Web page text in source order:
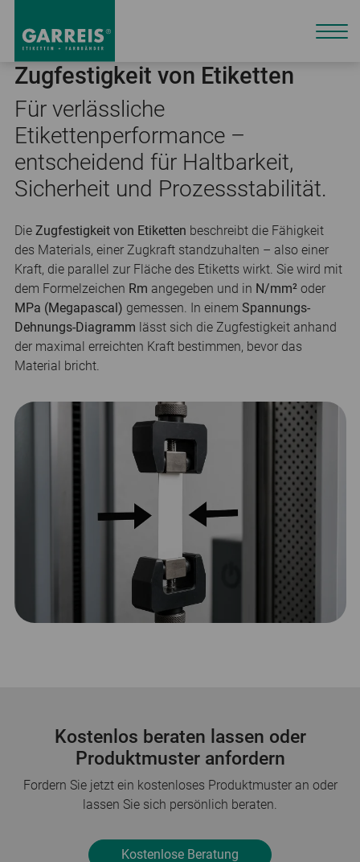
Zugfestigkeit von Etiketten
Für verlässliche
Etikettenperformance –
entscheidend für Haltbarkeit,
Sicherheit und Prozessstabilität.
Die Zugfestigkeit von Etiketten beschreibt die Fähigkeit
des Materials, einer Zugkraft standzuhalten – also einer
Kraft, die parallel zur Fläche des Etiketts wirkt. Sie wird mit
dem Formelzeichen Rm angegeben und in N/mm²oder
MPa (Megapascal) gemessen. In einem Spannungs-
Dehnungs-Diagramm lässt sich die Zugfestigkeit anhand
der maximal erreichten Kraft bestimmen, bevor das
Material bricht.
Kostenlos beraten lassen oder
Produktmuster anfordern
Fordern Sie jetzt ein kostenloses Produktmuster an oder
lassen Sie sich persönlich beraten.
Kostenlose Beratung